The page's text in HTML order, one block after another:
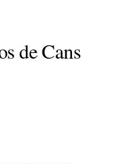
de Cans